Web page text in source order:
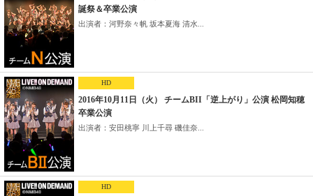
誕祭＆卒業公演
出演者：河野奈々帆 坂本夏海 清水...
HD
2016年10月11日（火） チームBII「逆上がり」公演 松岡知穂
卒業公演
出演者：安田桃寧 川上千尋 磯佳奈...
HD